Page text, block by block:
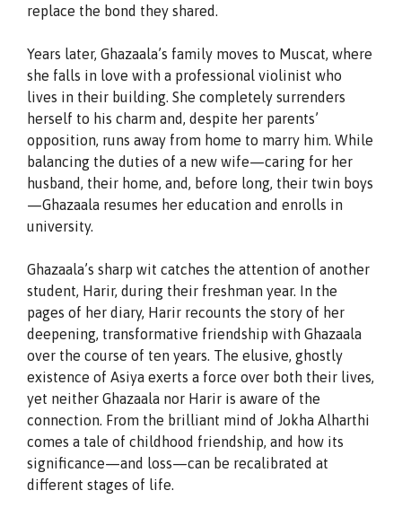
replace the bond they shared.
Years later, Ghazaala’s family moves to Muscat, where
she falls in love with a professional violinist who
lives in their building. She completely surrenders
herself to his charm and, despite her parents’
opposition, runs away from home to marry him. While
balancing the duties of a new wife—caring for her
husband, their home, and, before long, their twin boys
—Ghazaala resumes her education and enrolls in
university.
Ghazaala’s sharp wit catches the attention of another
student, Harir, during their freshman year. In the
pages of her diary, Harir recounts the story of her
deepening, transformative friendship with Ghazaala
over the course of ten years. The elusive, ghostly
existence of Asiya exerts a force over both their lives,
yet neither Ghazaala nor Harir is aware of the
connection. From the brilliant mind of Jokha Alharthi
comes a tale of childhood friendship, and how its
significance—and loss—can be recalibrated at
different stages of life.